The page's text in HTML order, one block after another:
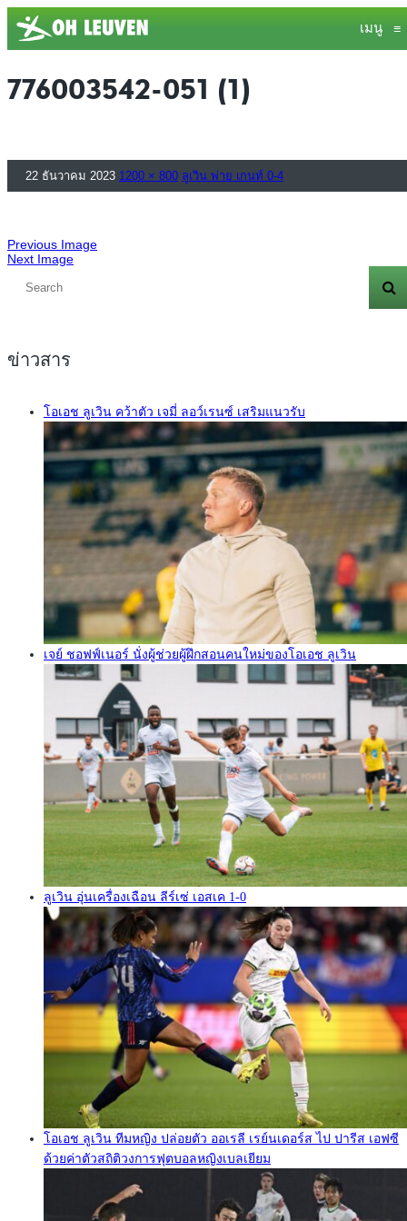
เมนู ≡
776003542-051 (1)
22 ธันวาคม 2023 1200 × 800 ลูเวิน พ่าย เกนท์ 0-4
Previous Image
Next Image
ข่าวสาร
โอเอช ลูเวิน คว้าตัว เจมี่ ลอว์เรนซ์ เสริมแนวรับ
เจย์ ชอฟฟ์เนอร์ นั่งผู้ช่วยผู้ฝึกสอนคนใหม่ของโอเอช ลูเวิน
ลูเวิน อุ่นเครื่องเฉือน ลีร์เซ่ เอสเค 1-0
โอเอช ลูเวิน ทีมหญิง ปล่อยตัว ออเรลี เรย์นเดอร์ส ไป ปารีส เอฟซี
ด้วยค่าตัวสถิติวงการฟุตบอลหญิงเบลเยียม